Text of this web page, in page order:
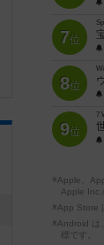
7位
8位
9位
7
※Apple、
Apple Inc.
※App Store
※Android は
標です。